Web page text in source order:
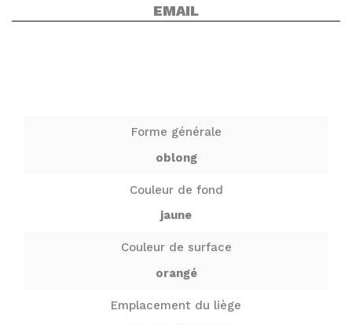
EMAIL
Forme générale
oblong
Couleur de fond
jaune
Couleur de surface
orangé
Emplacement du liège